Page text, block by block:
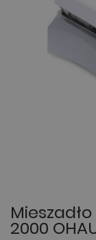
2000